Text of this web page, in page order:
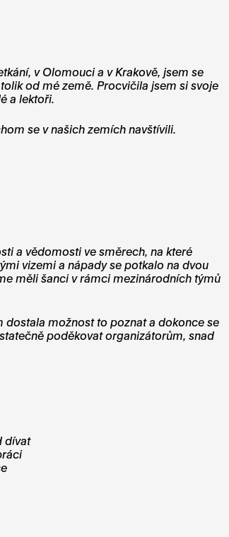
v Olomouci a v Krakově, jsem se
od mé země. Procvičila jsem si svoje
a lektoři.
se v našich zemích navštívili.
a vědomosti ve směrech, na které
vizemi a nápady se potkalo na dvou
měli šanci v rámci mezinárodních týmů
dostala možnost to poznat a dokonce se
poděkovat organizátorům, snad
dívat